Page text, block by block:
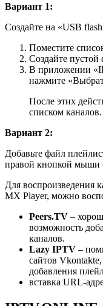
Вариант 1:
Создайте на «USB
Поместите
Создайте
В приложении
нажмите
После этих
списком каналов.
Вариант 2:
Добавьте файл
правой кнопкой мыши
Для воспроизведения
MX Player, можно
Peers.TV –
возможность
каналов.
Lazy IPTV –
сайтов
добавления
вставка URL-